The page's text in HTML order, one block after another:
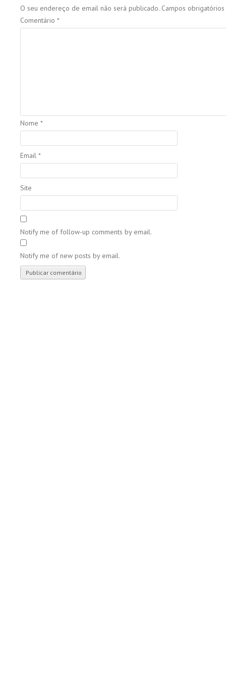
O seu endereço de email não será publicado. Campos
Comentário *
Nome *
Email *
Site
Notify me of follow-up comments by email.
Notify me of new posts by email.